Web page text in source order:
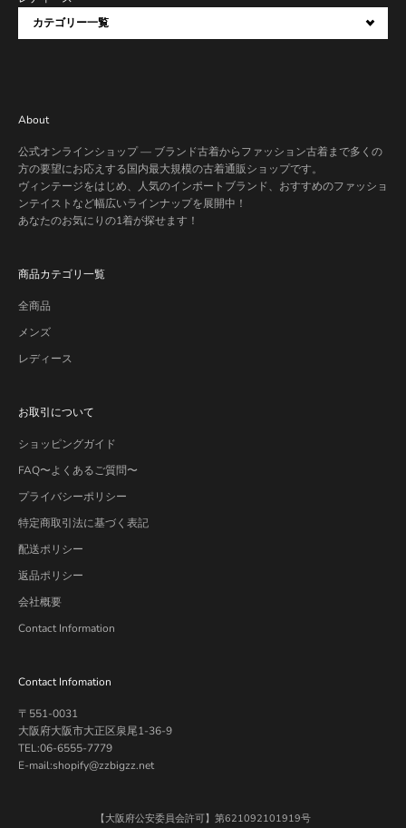
カテゴリー一覧
About
公式オンラインショップ — ブランド古着からファッション古着まで多くの
方の要望にお応えする国内最大規模の古着通販ショップです。
ヴィンテージをはじめ、人気のインポートブランド、おすすめのファッショ
ンテイストなど幅広いラインナップを展開中！
あなたのお気にりの1着が探せます！
商品カテゴリ一覧
全商品
メンズ
レディース
お取引について
ショッピングガイド
FAQ〜よくあるご質問〜
プライバシーポリシー
特定商取引法に基づく表記
配送ポリシー
返品ポリシー
会社概要
Contact Information
Contact Infomation
〒551-0031
大阪府大阪市大正区泉尾1-36-9
TEL:06-6555-7779
E-mail:shopify@zzbigzz.net
【大阪府公安委員会許可】第621092101919号